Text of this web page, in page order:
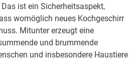
ist ein Sicherheitsaspekt,
womöglich neues Kochgeschirr
Mitunter erzeugt eine
und brummende
und insbesondere Haustiere